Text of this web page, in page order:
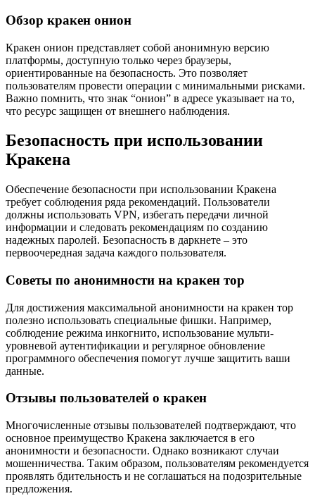
Обзор кракен онион
Кракен онион представляет собой анонимную версию
платформы, доступную только через браузеры,
ориентированные на безопасность. Это позволяет
пользователям провести операции с минимальными рисками.
Важно помнить, что знак “онион” в адресе указывает на то,
что ресурс защищен от внешнего наблюдения.
Безопасность при использовании
Кракена
Обеспечение безопасности при использовании Кракена
требует соблюдения ряда рекомендаций. Пользователи
должны использовать VPN, избегать передачи личной
информации и следовать рекомендациям по созданию
надежных паролей. Безопасность в даркнете – это
первоочередная задача каждого пользователя.
Советы по анонимности на кракен тор
Для достижения максимальной анонимности на кракен тор
полезно использовать специальные фишки. Например,
соблюдение режима инкогнито, использование мульти-
уровневой аутентификации и регулярное обновление
программного обеспечения помогут лучше защитить ваши
данные.
Отзывы пользователей о кракен
Многочисленные отзывы пользователей подтверждают, что
основное преимущество Кракена заключается в его
анонимности и безопасности. Однако возникают случаи
мошенничества. Таким образом, пользователям рекомендуется
проявлять бдительность и не соглашаться на подозрительные
предложения.